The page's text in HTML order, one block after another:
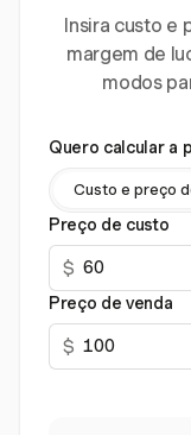
Insira custo e
margem de
modos
Quero calcular a
Custo e preço
Preço de custo
$
Preço de venda
$